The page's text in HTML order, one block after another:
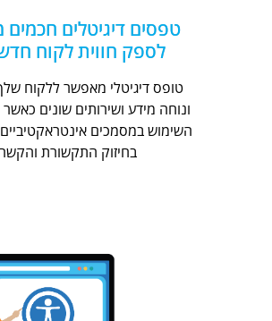
טפסים דיגיטלים
לספק חווית לקוח
טופס דיגיטלי מאפשר ללקוח
ונוחה מידע ושירותים שונים
השימוש במסמכים
בחיזוק התקשורת